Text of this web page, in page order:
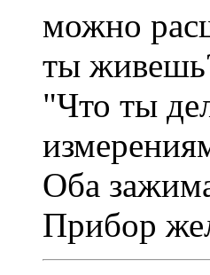
можно
ты
"Что ты
Оба
Прибор